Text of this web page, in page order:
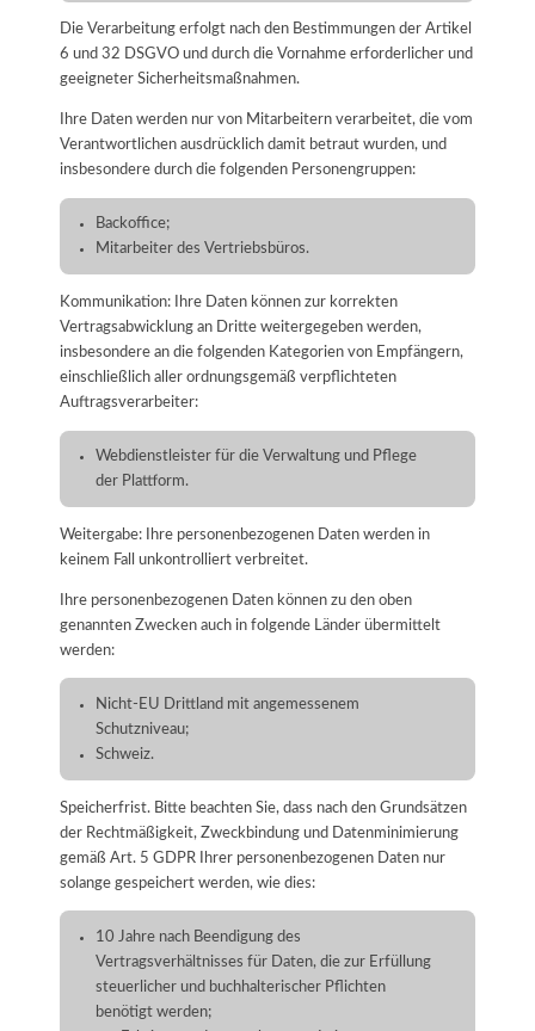
Die Verarbeitung erfolgt nach den Bestimmungen der Artikel
6 und 32 DSGVO und durch die Vornahme erforderlicher und
geeigneter Sicherheitsmaßnahmen.
Ihre Daten werden nur von Mitarbeitern verarbeitet, die vom
Verantwortlichen ausdrücklich damit betraut wurden, und
insbesondere durch die folgenden Personengruppen:
Backoffice;
Mitarbeiter des Vertriebsbüros.
Kommunikation: Ihre Daten können zur korrekten
Vertragsabwicklung an Dritte weitergegeben werden,
insbesondere an die folgenden Kategorien von Empfängern,
einschließlich aller ordnungsgemäß verpflichteten
Auftragsverarbeiter:
Webdienstleister für die Verwaltung und Pflege
der Plattform.
Weitergabe: Ihre personenbezogenen Daten werden in
keinem Fall unkontrolliert verbreitet.
Ihre personenbezogenen Daten können zu den oben
genannten Zwecken auch in folgende Länder übermittelt
werden:
Nicht-EU Drittland mit angemessenem
Schutzniveau;
Schweiz.
Speicherfrist. Bitte beachten Sie, dass nach den Grundsätzen
der Rechtmäßigkeit, Zweckbindung und Datenminimierung
gemäß Art. 5 GDPR Ihrer personenbezogenen Daten nur
solange gespeichert werden, wie dies:
10 Jahre nach Beendigung des
Vertragsverhältnisses für Daten, die zur Erfüllung
steuerlicher und buchhalterischer Pflichten
benötigt werden;